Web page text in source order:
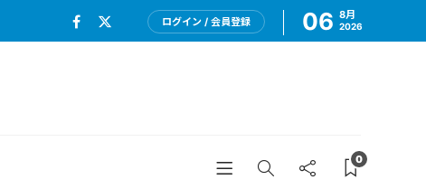
ログイン / 会員登録 06 8月
2026
0